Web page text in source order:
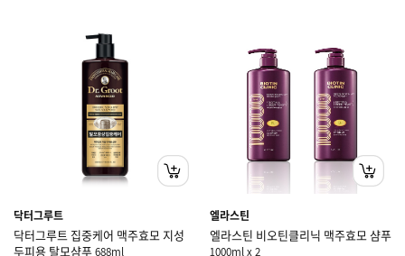
닥터그루트
닥터그루트 집중케어 맥주효모 지성
두피용 탈모샴푸 688ml
엘라스틴
엘라스틴 비오틴클리닉 맥주효모 샴푸
1000ml x 2